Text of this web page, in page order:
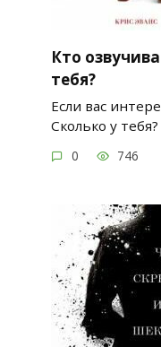
Кто
тебя?
Если вас
Сколько у тебя?
0 746